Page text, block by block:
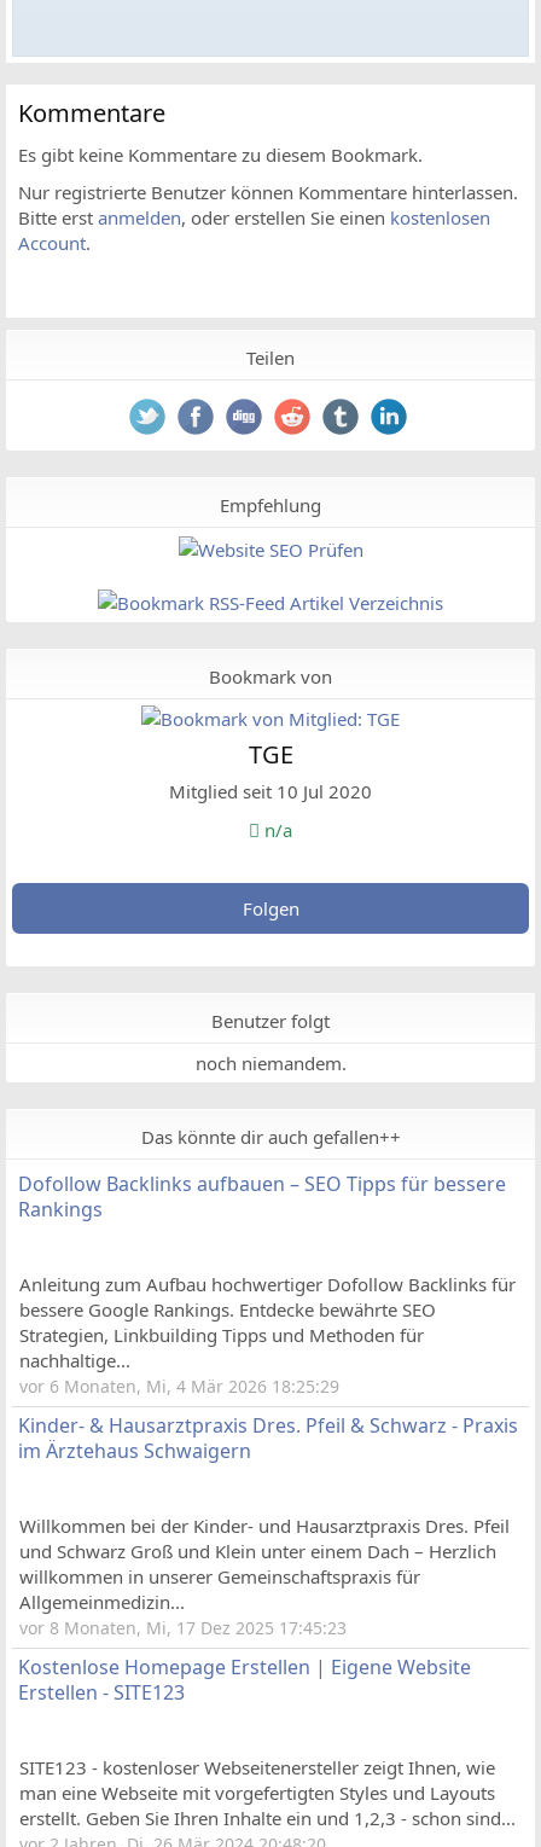
Kommentare
Es gibt keine Kommentare zu diesem Bookmark.
Nur registrierte Benutzer können Kommentare hinterlassen.
Bitte erst anmelden, oder erstellen Sie einen kostenlosen
Account.
Teilen
Empfehlung
Bookmark von
TGE
Mitglied seit 10 Jul 2020
n/a
Folgen
Benutzer folgt
noch niemandem.
Das könnte dir auch gefallen++
Dofollow Backlinks aufbauen – SEO Tipps für bessere
Rankings
Anleitung zum Aufbau hochwertiger Dofollow Backlinks für
bessere Google Rankings. Entdecke bewährte SEO
Strategien, Linkbuilding Tipps und Methoden für
nachhaltige...
vor 6 Monaten, Mi, 4 Mär 2026 18:25:29
Kinder- & Hausarztpraxis Dres. Pfeil & Schwarz - Praxis
im Ärztehaus Schwaigern
Willkommen bei der Kinder- und Hausarztpraxis Dres. Pfeil
und Schwarz Groß und Klein unter einem Dach – Herzlich
willkommen in unserer Gemeinschaftspraxis für
Allgemeinmedizin...
vor 8 Monaten, Mi, 17 Dez 2025 17:45:23
Kostenlose Homepage Erstellen | Eigene Website
Erstellen - SITE123
SITE123 - kostenloser Webseitenersteller zeigt Ihnen, wie
man eine Webseite mit vorgefertigten Styles und Layouts
erstellt. Geben Sie Ihren Inhalte ein und 1,2,3 - schon sind...